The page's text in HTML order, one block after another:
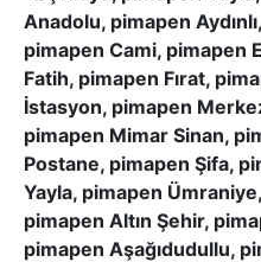
Anadolu, pimapen
pimapen Cami, pimapen
Fatih, pimapen Fırat,
İstasyon, pimapen
pimapen Mimar Sinan,
Postane, pimapen Şifa,
Yayla, pimapen
pimapen Altın Şehir,
pimapen Aşağıdudullu,